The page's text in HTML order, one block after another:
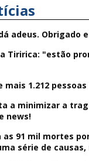
adeus. Obrigado
Tiririca: "estão
mais 1.212
a minimizar a
news!
91 mil mortes
série de causas,